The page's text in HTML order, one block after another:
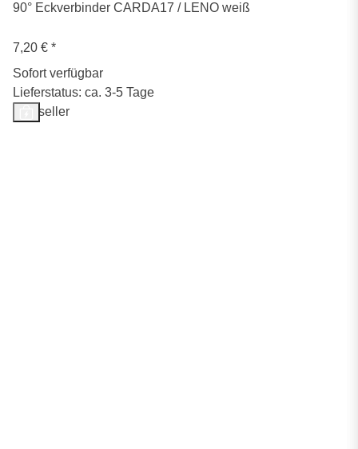
90° Eckverbinder CARDA17 / LENO weiß
7,20 € *
Sofort verfügbar
Lieferstatus: ca. 3-5 Tage
Bestseller